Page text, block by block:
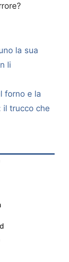
la sua
li
forno e la
il trucco che